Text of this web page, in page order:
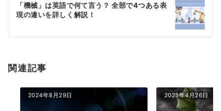
ン
「機械」は英語で何て言う？ 全部で4つある表
現の違いを詳しく解説！
関連記事
2024年8月29日 2025年4月26日